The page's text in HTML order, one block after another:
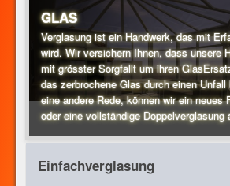
KLEMPNER
HEIZUNG
GLAS
Verglasung ist ein Handwerk, das mit
wird. Wir versichern Ihnen, dass unsere
mit grösster Sorgfallt um ihren
das zerbrochene Glas durch einen
eine andere Rede, können wir ein neues
oder eine vollständige Doppelverglasung
Einfachverglasung